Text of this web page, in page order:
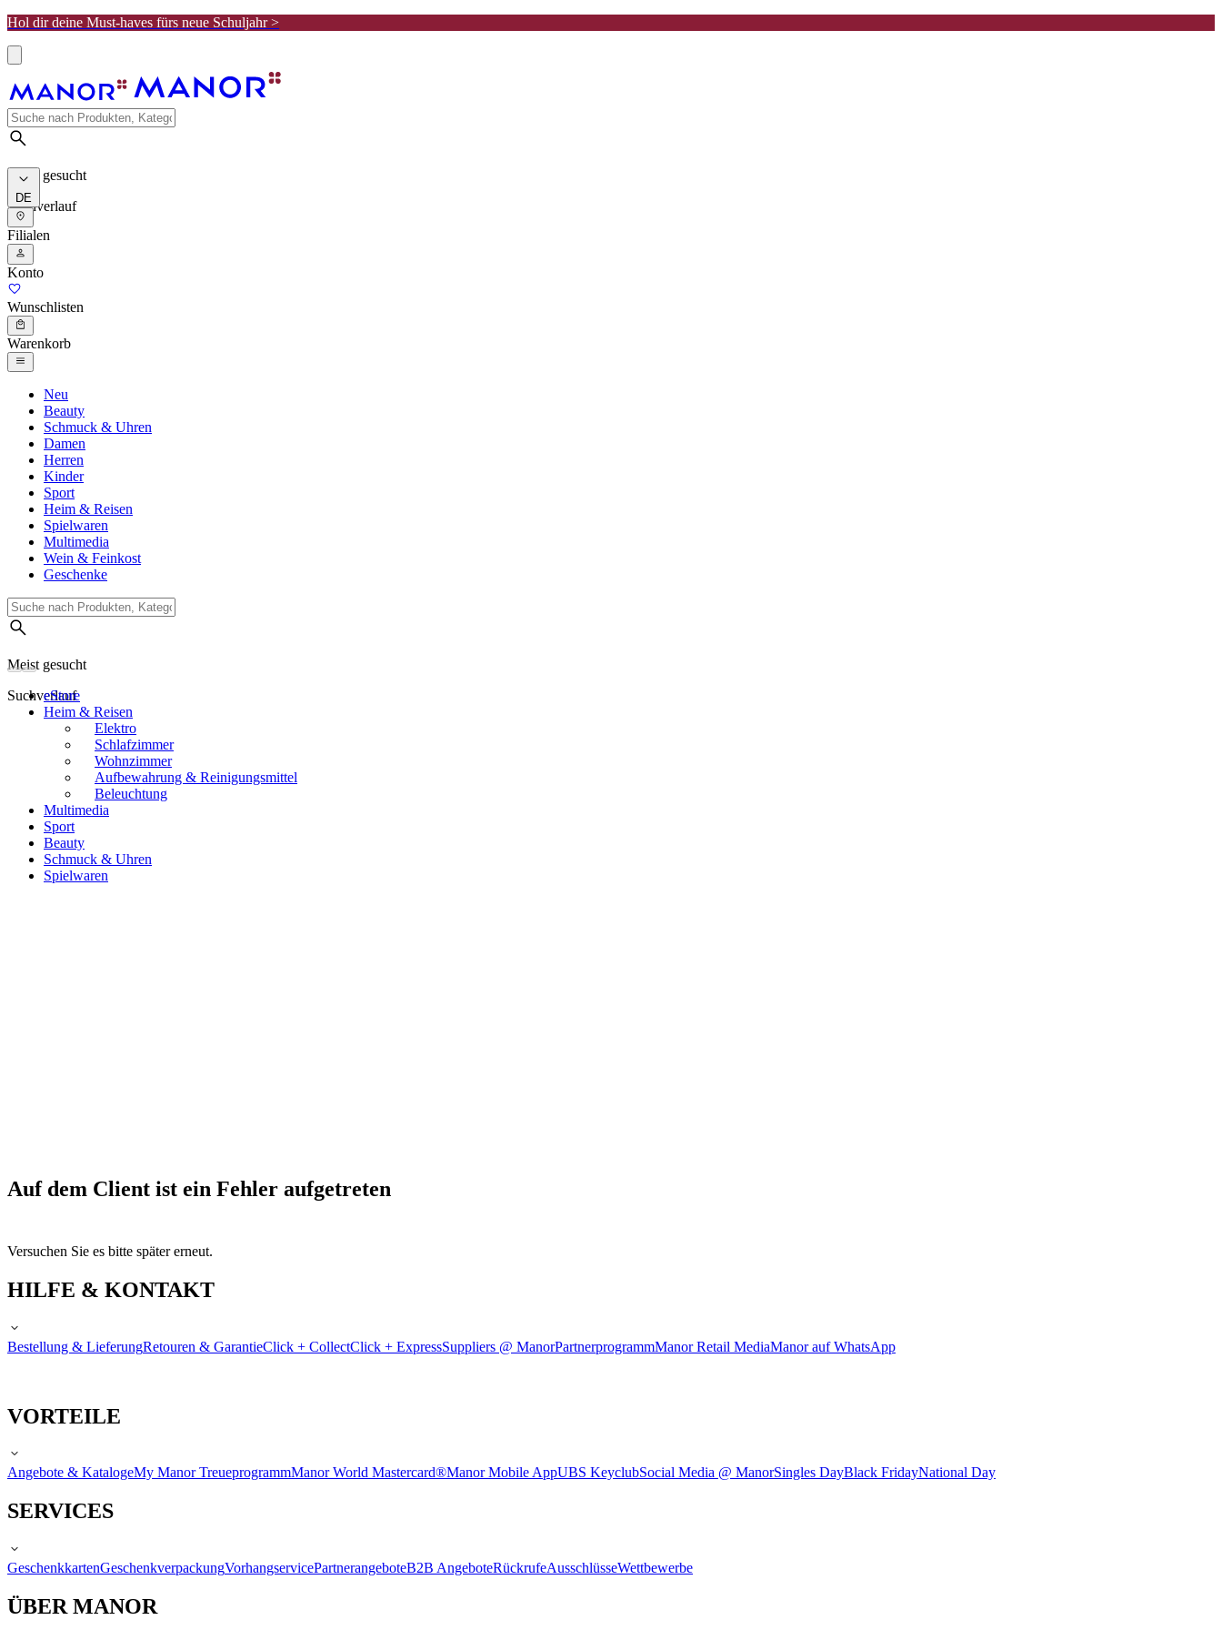
Hol dir deine Must-haves fürs neue Schuljahr >
Meist gesucht
Suchverlauf
DE
Filialen
Konto
Wunschlisten
Warenkorb
Neu
Beauty
Schmuck & Uhren
Damen
Herren
Kinder
Sport
Heim & Reisen
Spielwaren
Multimedia
Wein & Feinkost
Geschenke
Meist gesucht
Suchverlauf
eStore
Heim & Reisen
Elektro
Schlafzimmer
Wohnzimmer
Aufbewahrung & Reinigungsmittel
Beleuchtung
Multimedia
Sport
Beauty
Schmuck & Uhren
Spielwaren
Auf dem Client ist ein Fehler aufgetreten
Versuchen Sie es bitte später erneut.
HILFE & KONTAKT
Bestellung & LieferungRetouren & GarantieClick + CollectClick + ExpressSuppliers @ ManorPartnerprogrammManor Retail MediaManor auf WhatsApp
VORTEILE
Angebote & KatalogeMy Manor TreueprogrammManor World Mastercard®Manor Mobile AppUBS KeyclubSocial Media @ ManorSingles DayBlack FridayNational Day
SERVICES
GeschenkkartenGeschenkverpackungVorhangservicePartnerangeboteB2B AngeboteRückrufeAusschlüsseWettbewerbe
ÜBER MANOR